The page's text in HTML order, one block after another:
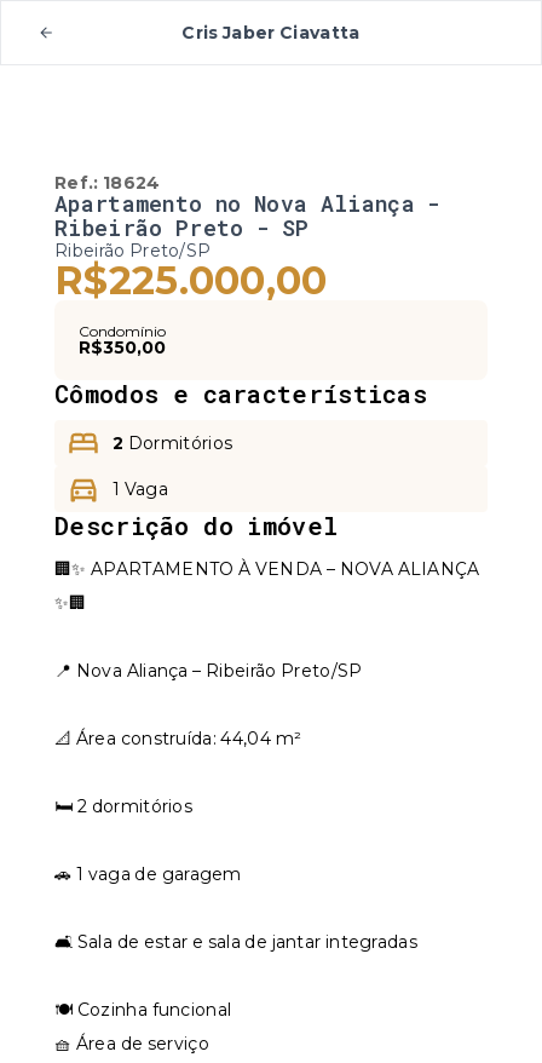
Cris Jaber Ciavatta
Ref.: 18624
Apartamento no Nova Aliança -
Ribeirão Preto - SP
Ribeirão Preto/SP
R$225.000,00
Condomínio
R$350,00
Cômodos e características
2 Dormitórios
1 Vaga
Descrição do imóvel
🏢✨ APARTAMENTO À VENDA – NOVA ALIANÇA
✨🏢
📍 Nova Aliança – Ribeirão Preto/SP
📐 Área construída: 44,04 m²
🛏️ 2 dormitórios
🚗 1 vaga de garagem
🛋️ Sala de estar e sala de jantar integradas
🍽️ Cozinha funcional
🧺 Área de serviço